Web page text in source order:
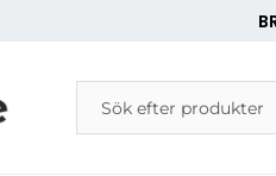
Telecom AB
Sök
Sök på Danira